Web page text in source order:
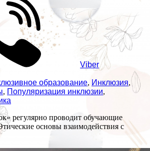
Viber
образование, Инклюзия,
, Популяризация инклюзии,
регулярно проводит обучающие
основы взаимодействия с